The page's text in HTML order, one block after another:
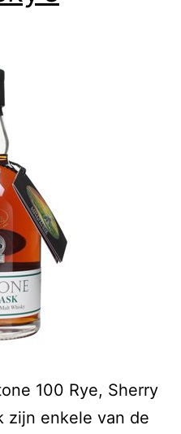
100 Rye, Sherry
zijn enkele van de